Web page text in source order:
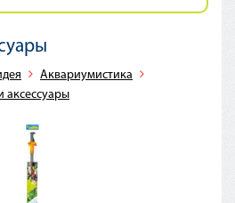
Аквариумистика